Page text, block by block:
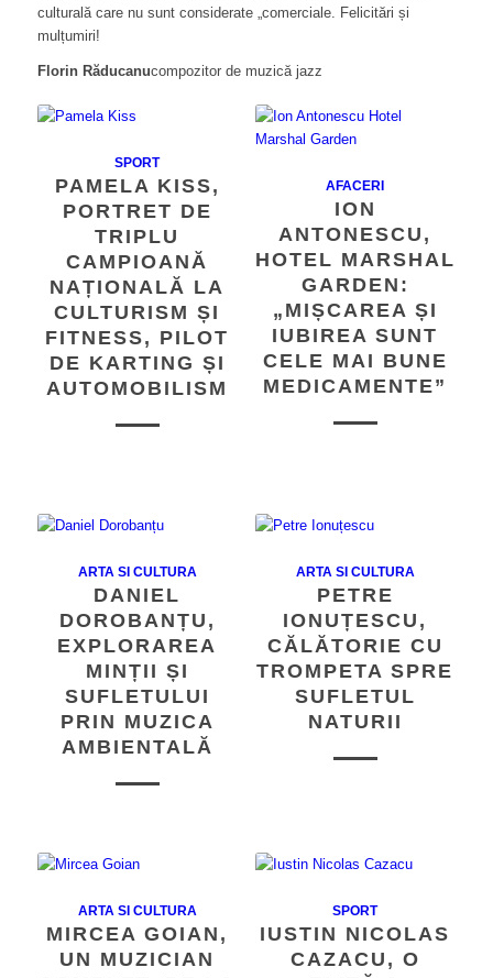
culturală care nu sunt considerate „comerciale. Felicitări și
mulțumiri!
Florin Răducanucompozitor de muzică jazz
SPORT
PAMELA KISS,
PORTRET DE
TRIPLU
CAMPIOANĂ
NAȚIONALĂ LA
CULTURISM ȘI
FITNESS, PILOT
DE KARTING ȘI
AUTOMOBILISM
AFACERI
ION
ANTONESCU,
HOTEL MARSHAL
GARDEN:
„MIȘCAREA ȘI
IUBIREA SUNT
CELE MAI BUNE
MEDICAMENTE”
ARTA SI CULTURA
DANIEL
DOROBANȚU,
EXPLORAREA
MINȚII ȘI
SUFLETULUI
PRIN MUZICA
AMBIENTALĂ
ARTA SI CULTURA
PETRE
IONUȚESCU,
CĂLĂTORIE CU
TROMPETA SPRE
SUFLETUL
NATURII
ARTA SI CULTURA
MIRCEA GOIAN,
UN MUZICIAN
SPORT
IUSTIN NICOLAS
CAZACU, O